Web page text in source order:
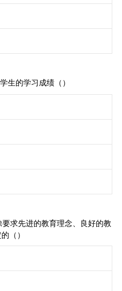
生的学习成绩（）
求先进的教育理念、良好的教
（）